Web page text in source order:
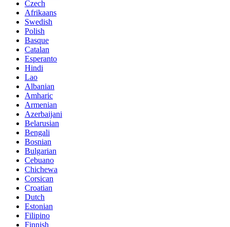
Czech
Afrikaans
Swedish
Polish
Basque
Catalan
Esperanto
Hindi
Lao
Albanian
Amharic
Armenian
Azerbaijani
Belarusian
Bengali
Bosnian
Bulgarian
Cebuano
Chichewa
Corsican
Croatian
Dutch
Estonian
Filipino
Finnish